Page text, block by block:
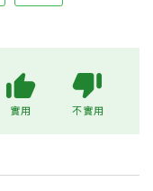
實用 不實用